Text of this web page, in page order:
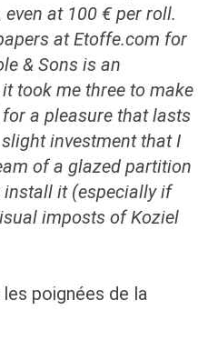
at 100 € per roll.
at Etoffe.com for
& Sons is an
took me three to make
a pleasure that lasts
investment that I
of a glazed partition
it (especially if
imposts of Koziel
poignées de la